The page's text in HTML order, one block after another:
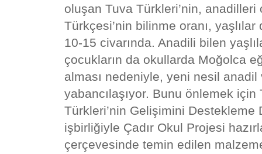
oluşan Tuva Türkleri’nin, anadilleri
Türkçesi’nin bilinme oranı, yaşlılar
10-15 civarında. Anadili bilen
çocukların da okullarda Moğolca
alması nedeniyle, yeni nesil anadil
yabancılaşıyor. Bunu önlemek için
Türkleri’nin Gelişimini Destekleme
işbirliğiyle Çadır Okul Projesi
çerçevesinde temin edilen